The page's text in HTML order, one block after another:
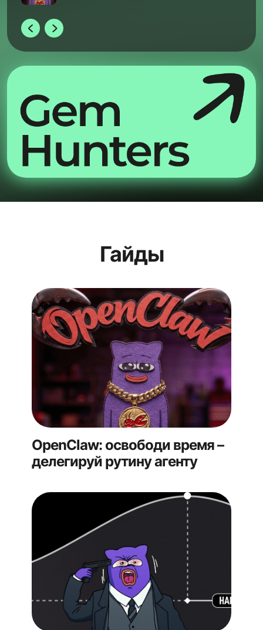
Гайды
OpenClaw: освободи время –
делегируй рутину агенту